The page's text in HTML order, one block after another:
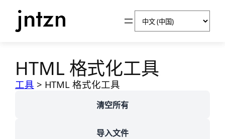
语
言
HTML 格式化工具
工具 > HTML 格式化工具
清空所有
导入文件